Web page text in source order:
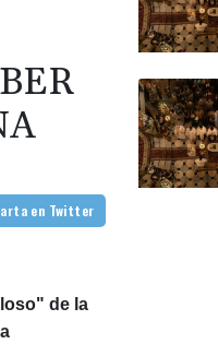
en Twitter
de la